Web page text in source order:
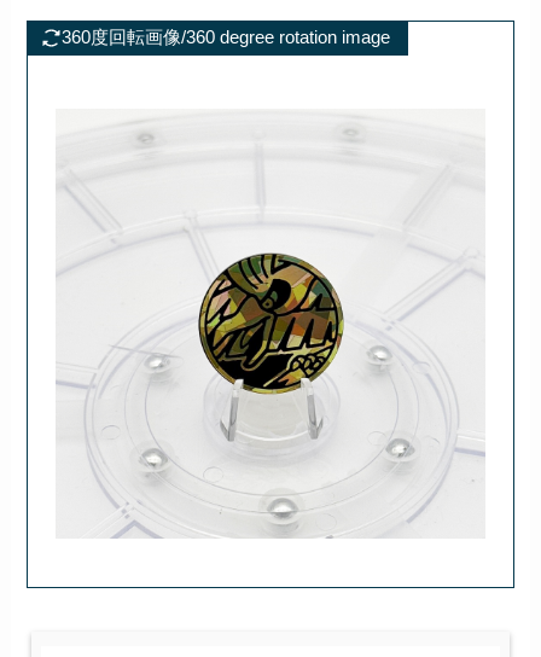
360度回転画像/360 degree rotation image